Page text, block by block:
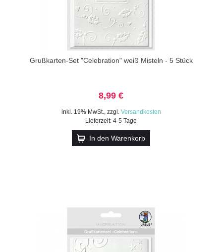
Grußkarten-Set "Celebration" weiß Misteln - 5 Stück
8,99 €
inkl. 19% MwSt., zzgl. Versandkosten
Lieferzeit: 4-5 Tage
In den Warenkorb